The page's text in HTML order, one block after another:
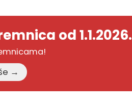
od 1.1.2026.
Pročitajte više →